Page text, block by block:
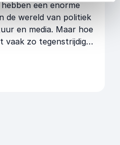
een enorme
de wereld van politiek
en media. Maar hoe
vaak zo tegenstrijdig
brug te slaan tussen